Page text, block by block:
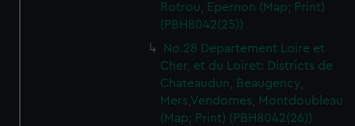
Rotrou, Epernon (Map; Print)
(PBH8042(25))
No.28 Departement Loire et
Cher, et du Loiret: Districts de
Chateaudun, Beaugency,
Mers,Vendomes, Montdoubleau
(Map; Print) (PBH8042(26))